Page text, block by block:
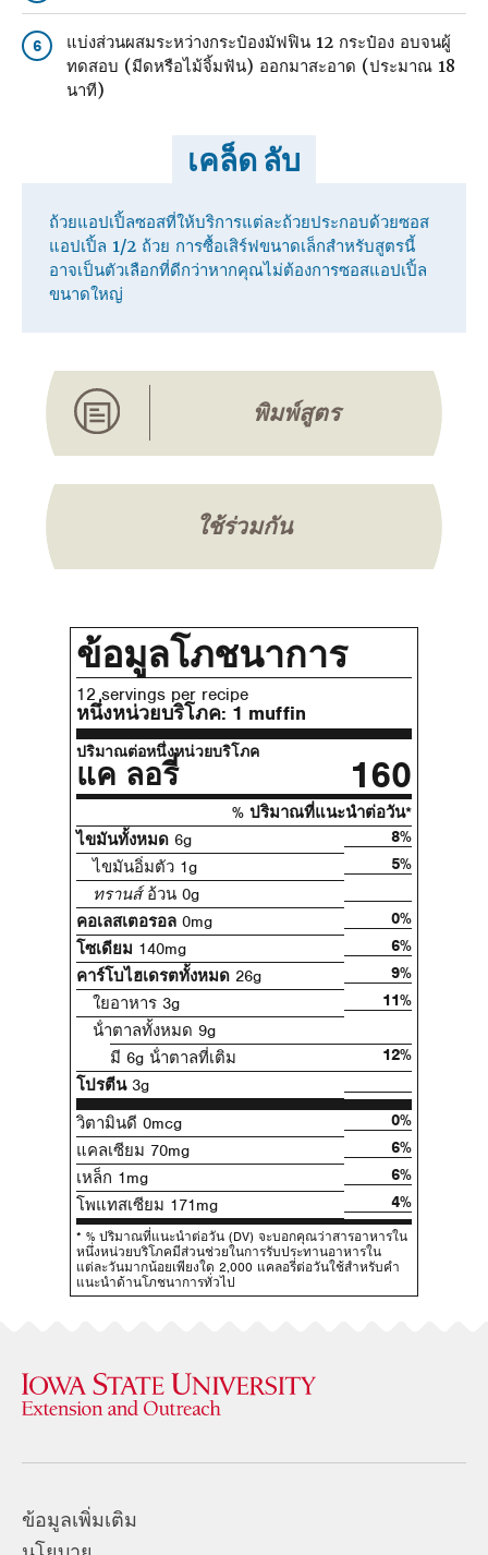
6
แบ่งส่วนผสมระหว่างกระป๋องมัฟฟิน 12 กระป๋อง อบจนผู้
ทดสอบ (มีดหรือไม้จิ้มฟัน) ออกมาสะอาด (ประมาณ 18
นาที)
เคล็ด ลับ
ถ้วยแอปเปิ้ลซอสที่ให้บริการแต่ละถ้วยประกอบด้วยซอส
แอปเปิ้ล 1/2 ถ้วย การซื้อเสิร์ฟขนาดเล็กสําหรับสูตรนี้
อาจเป็นตัวเลือกที่ดีกว่าหากคุณไม่ต้องการซอสแอปเปิ้ล
ขนาดใหญ่
พิมพ์สูตร
ใช้ร่วมกัน
ข้อมูลโภชนาการ
12 servings per recipe
หนึ่งหน่วยบริโภค: 1 muffin
ปริมาณต่อหนึ่งหน่วยบริโภค
แค ลอรี่ 160
% ปริมาณที่แนะนําต่อวัน*
ไขมันทั้งหมด 6g
8%
ไขมันอิ่มตัว 1g
5%
ทรานส์อ้วน 0g
คอเลสเตอรอล 0mg
0%
โซเดียม 140mg
6%
คาร์โบไฮเดรตทั้งหมด 26g
9%
ใยอาหาร 3g
11%
น้ําตาลทั้งหมด 9g
มี 6g น้ําตาลที่เติม
12%
โปรตีน3g
วิตามินดี 0mcg
0%
แคลเซียม 70mg
6%
เหล็ก 1mg
6%
โพแทสเซียม 171mg
4%
* % ปริมาณที่แนะนําต่อวัน (DV) จะบอกคุณว่าสารอาหารใน
หนึ่งหน่วยบริโภคมีส่วนช่วยในการรับประทานอาหารใน
แต่ละวันมากน้อยเพียงใด 2,000 แคลอรี่ต่อวันใช้สําหรับคํา
แนะนําด้านโภชนาการทั่วไป
ข้อมูลเพิ่มเติม